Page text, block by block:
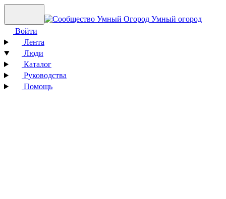
Умный огород
Войти
Лента
Люди
Каталог
Руководства
Помощь